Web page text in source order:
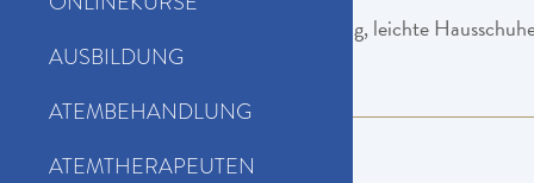
AUSBILDUNG
ATEMBEHANDLUNG
ATEMTHERAPEUTEN
Weite Kleidung, leichte
Kursinhalte